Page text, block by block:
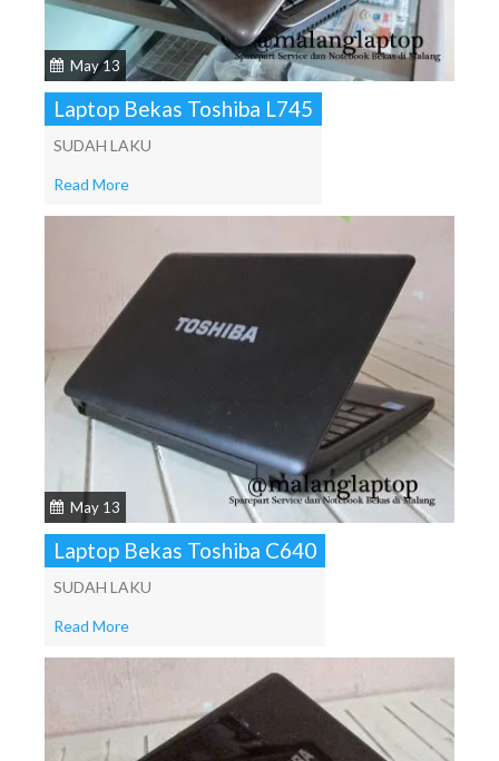
May 13
Laptop Bekas Toshiba L745
SUDAH LAKU
Read More
May 13
Laptop Bekas Toshiba C640
SUDAH LAKU
Read More